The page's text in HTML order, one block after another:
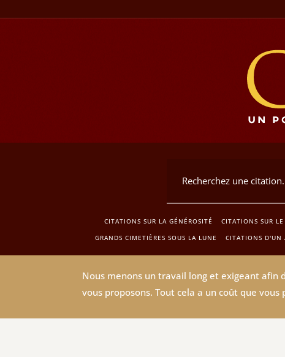
CITATIONS SUR LA GÉNÉROSITÉ CITATIONS SUR LE
GRANDS CIMETIÈRES SOUS LA LUNE
CITATIONS D'UN
Nous menons un travail long et exigeant afin
vous proposons. Tout cela a un coût que